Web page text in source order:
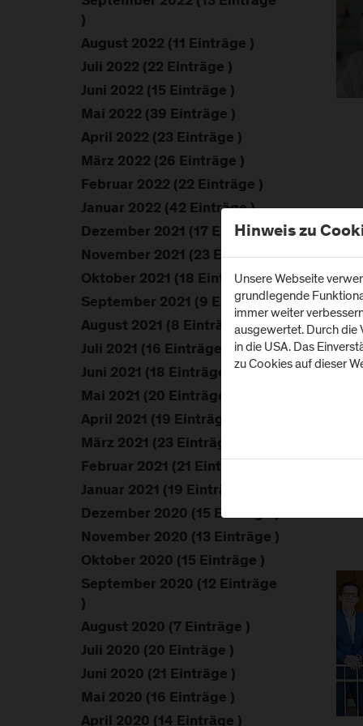
)
August 2022 (11 Einträge )
Juli 2022 (22 Einträge )
Juni 2022 (15 Einträge )
Mai 2022 (39 Einträge )
April 2022 (23 Einträge )
März 2022 (26 Einträge )
Februar 2022 (22 Einträge )
Januar 2022 (42 Einträge )
Dezember 2021 (17 Einträge )
November 2021 (23 Einträge )
Oktober 2021 (18 Einträge )
September 2021 (9 Einträge )
August 2021 (8 Einträge )
Juli 2021 (16 Einträge )
Juni 2021 (18 Einträge )
Mai 2021 (20 Einträge )
April 2021 (19 Einträge )
März 2021 (23 Einträge )
Februar 2021 (21 Einträge )
Januar 2021 (19 Einträge )
Dezember 2020 (15 Einträge )
November 2020 (13 Einträge )
Oktober 2020 (15 Einträge )
September 2020 (12 Einträge
)
August 2020 (7 Einträge )
Juli 2020 (20 Einträge )
Juni 2020 (21 Einträge )
Mai 2020 (16 Einträge )
April 2020 (14 Einträge )
Hinweis zu
Unsere Webseite
grundlegende
immer weiter
ausgewertet. Durch die
in die USA. Das
zu Cookies auf dieser